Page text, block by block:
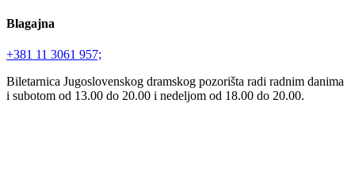
Blagajna
+381 11 3061 957;
Biletarnica Jugoslovenskog dramskog pozorišta radi radnim danima
i subotom od 13.00 do 20.00 i nedeljom od 18.00 do 20.00.